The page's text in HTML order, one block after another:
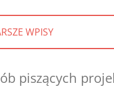
WPISY
piszących